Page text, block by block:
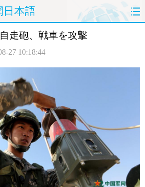
日本語
政治
評論
走砲、戦車を攻撃
27 10:18:44